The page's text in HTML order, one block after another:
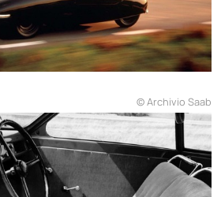
© Archivio Saab